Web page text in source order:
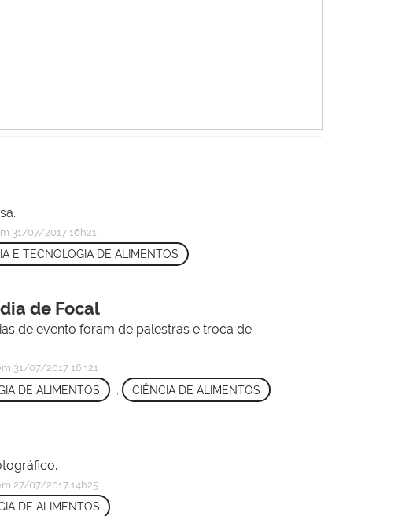
31/07/2017 16h21
E TECNOLOGIA DE ALIMENTOS
de Focal
de evento foram de palestras e troca de
31/07/2017 16h21
DE ALIMENTOS CIÊNCIA DE ALIMENTOS
27/07/2017 14h25
DE ALIMENTOS